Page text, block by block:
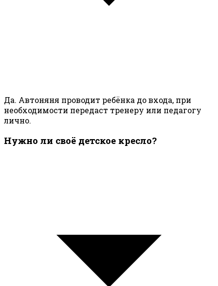
Да. Автоняня проводит ребёнка до входа, при
необходимости передаст тренеру или педагогу
лично.
Нужно ли своё детское кресло?